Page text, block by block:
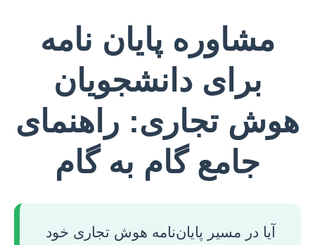
مشاوره پایان نامه
برای دانشجویان
هوش تجاری: راهنمای
جامع گام به گام
آیا در مسیر پایان‌نامه هوش تجاری خود